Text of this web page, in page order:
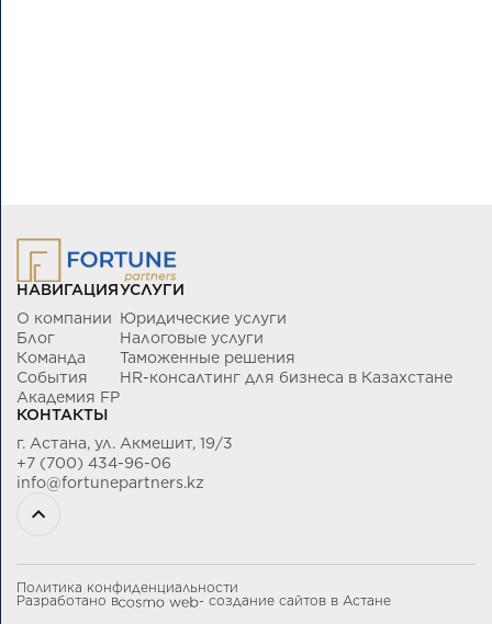
НАВИГАЦИЯ
О компании
Блог
Команда
События
Академия FP
УСЛУГИ
Юридические услуги
Налоговые услуги
Таможенные решения
HR-консалтинг для бизнеса в Казахстане
КОНТАКТЫ
г. Астана, ул. Акмешит, 19/3
+7 (700) 434-96-06
info@fortunepartners.kz
Разработано в - создание сайтов в Астане
Политика конфиденциальности